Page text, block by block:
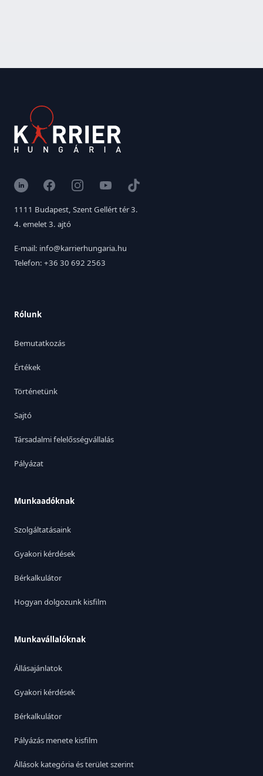
LinkedInFacebookInstagramYouTubeTikTok
1111 Budapest, Szent Gellért tér 3.
4. emelet 3. ajtó
E-mail: info@karrierhungaria.hu
Telefon: +36 30 692 2563
Rólunk
Bemutatkozás
Értékek
Történetünk
Sajtó
Társadalmi felelősségvállalás
Pályázat
Munkaadóknak
Szolgáltatásaink
Gyakori kérdések
Bérkalkulátor
Hogyan dolgozunk kisfilm
Munkavállalóknak
Állásajánlatok
Gyakori kérdések
Bérkalkulátor
Pályázás menete kisfilm
Állások kategória és terület szerint